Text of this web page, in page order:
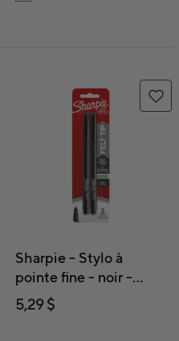
Sharpie - Stylo à
pointe fine - noir -
paquet de 2
5,29 $